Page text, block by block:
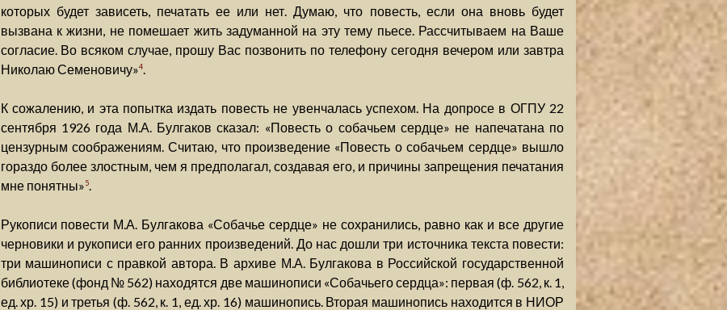
которых будет зависеть, печатать ее или нет. Думаю, что повесть, если она вновь будет
вызвана к жизни, не помешает жить задуманной на эту тему пьесе. Рассчитываем на Ваше
согласие. Во всяком случае, прошу Вас позвонить по телефону сегодня вечером или завтра
Николаю Семеновичу»4.
К сожалению, и эта попытка издать повесть не увенчалась успехом. На допросе в ОГПУ 22
сентября 1926 года М.А. Булгаков сказал: «Повесть о собачьем сердце» не напечатана по
цензурным соображениям. Считаю, что произведение «Повесть о собачьем сердце» вышло
гораздо более злостным, чем я предполагал, создавая его, и причины запрещения печатания
мне понятны»5.
Рукописи повести М.А. Булгакова «Собачье сердце» не сохранились, равно как и все другие
черновики и рукописи его ранних произведений. До нас дошли три источника текста повести:
три машинописи с правкой автора. В архиве М.А. Булгакова в Российской государственной
библиотеке (фонд № 562) находятся две машинописи «Собачьего сердца»: первая (ф. 562, к. 1,
ед. хр. 15) и третья (ф. 562, к. 1, ед. хр. 16) машинопись. Вторая машинопись находится в НИОР